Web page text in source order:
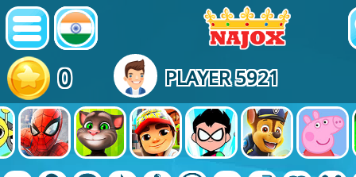
0 PLAYER 5921